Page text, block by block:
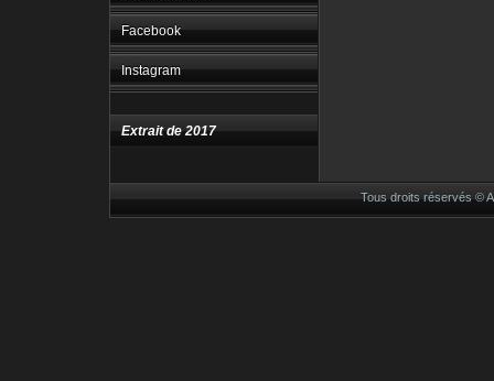
Facebook
Instagram
Extrait de 2017
Tous droits réservés ©